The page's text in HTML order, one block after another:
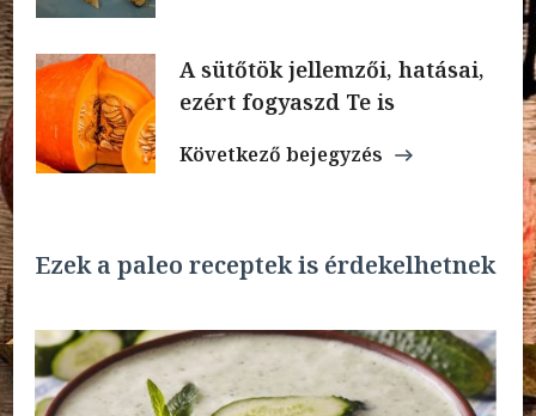
A sütőtök jellemzői, hatásai,
ezért fogyaszd Te is
Következő bejegyzés
Ezek a paleo receptek is érdekelhetnek